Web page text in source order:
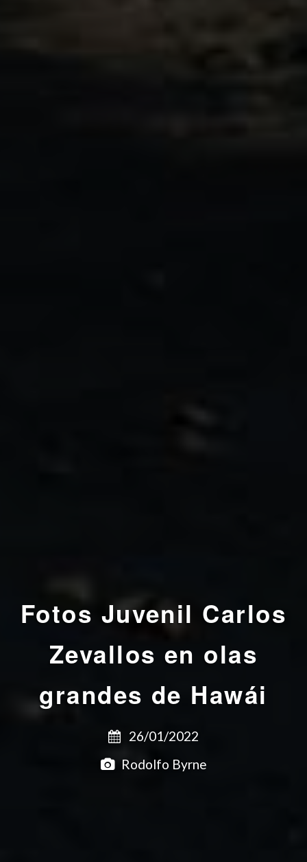
Fotos Juvenil Carlos
Zevallos en olas
grandes de Hawái
26/01/2022
Rodolfo Byrne